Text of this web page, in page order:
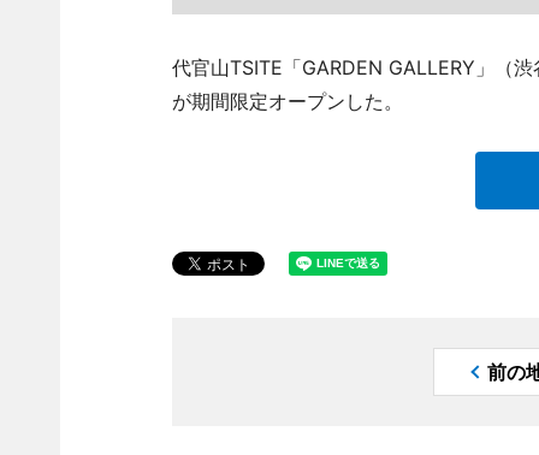
代官山TSITE「GARDEN GALLERY」（
が期間限定オープンした。
前の